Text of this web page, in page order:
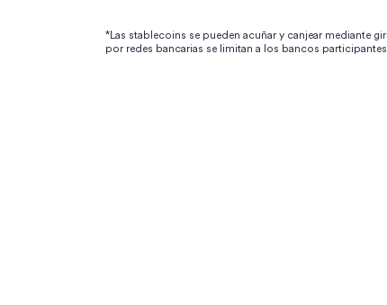
*Las stablecoins se pueden acuñar y canjear mediante
por redes bancarias se limitan a los bancos